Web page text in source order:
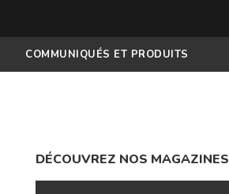
COMMUNIQUÉS ET PRODUITS
DÉCOUVREZ NOS MAGAZINES